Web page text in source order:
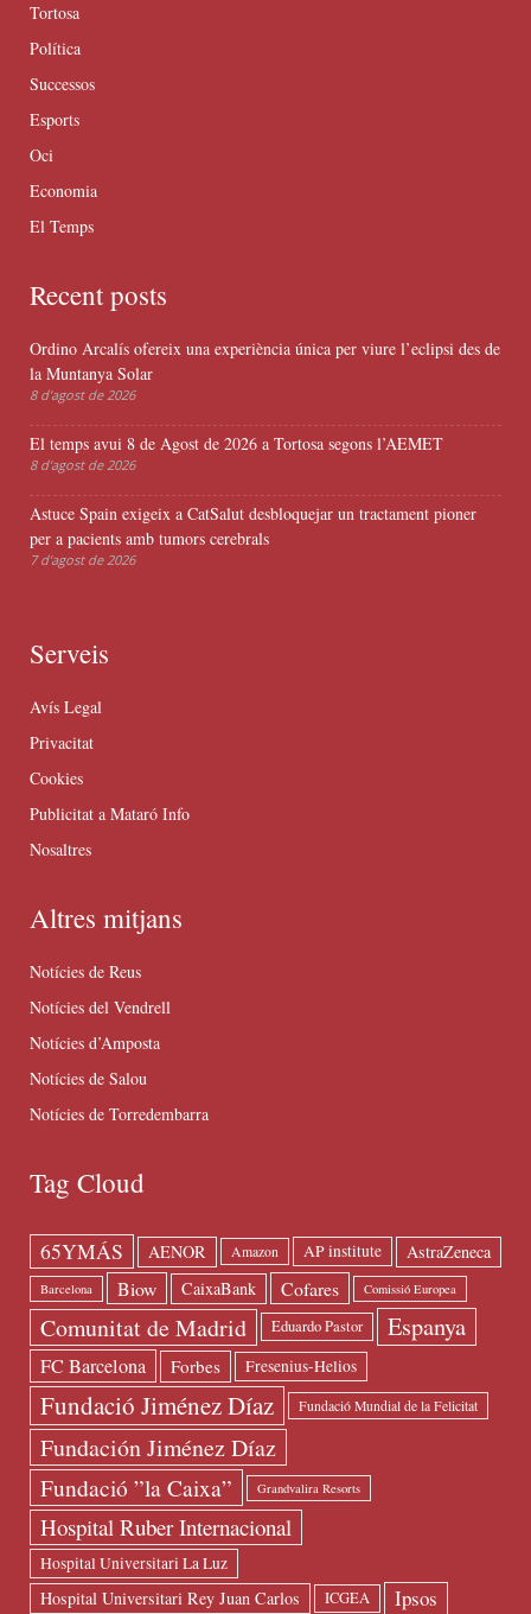
Tortosa
Política
Successos
Esports
Oci
Economia
El Temps
Recent posts
Ordino Arcalís ofereix una experiència única per viure l’eclipsi des de
la Muntanya Solar
8 d'agost de 2026
El temps avui 8 de Agost de 2026 a Tortosa segons l’AEMET
8 d'agost de 2026
Astuce Spain exigeix a CatSalut desbloquejar un tractament pioner
per a pacients amb tumors cerebrals
7 d'agost de 2026
Serveis
Avís Legal
Privacitat
Cookies
Publicitat a Mataró Info
Nosaltres
Altres mitjans
Notícies de Reus
Notícies del Vendrell
Notícies d’Amposta
Notícies de Salou
Notícies de Torredembarra
Tag Cloud
65YMÁS AENOR Amazon AP institute AstraZeneca
Barcelona Biow CaixaBank Cofares Comissió Europea
Comunitat de Madrid Eduardo Pastor Espanya
FC Barcelona Forbes Fresenius-Helios
Fundació Jiménez Díaz Fundació Mundial de la Felicitat
Fundación Jiménez Díaz
Fundació ”la Caixa” Grandvalira Resorts
Hospital Ruber Internacional
Hospital Universitari La Luz
Hospital Universitari Rey Juan Carlos ICGEA Ipsos